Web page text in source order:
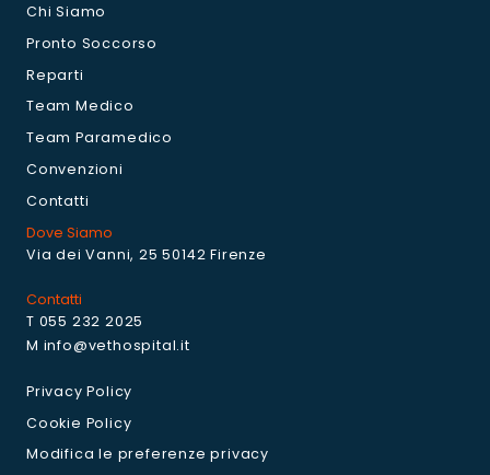
Chi Siamo
Pronto Soccorso
Reparti
Team Medico
Team Paramedico
Convenzioni
Contatti
Dove Siamo
Via dei Vanni, 25 50142 Firenze
Contatti
T 055 232 2025
M info@vethospital.it
Privacy Policy
Cookie Policy
Modifica le preferenze privacy